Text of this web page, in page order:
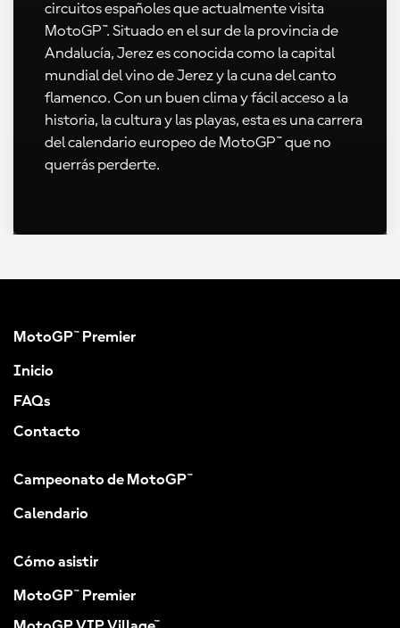
circuitos españoles que actualmente visita
MotoGP™. Situado en el sur de la provincia de
Andalucía, Jerez es conocida como la capital
mundial del vino de Jerez y la cuna del canto
flamenco. Con un buen clima y fácil acceso a la
historia, la cultura y las playas, esta es una carrera
del calendario europeo de MotoGP™ que no
querrás perderte.
MotoGP™ Premier
Inicio
FAQs
Contacto
Campeonato de MotoGP™
Calendario
Cómo asistir
MotoGP™ Premier